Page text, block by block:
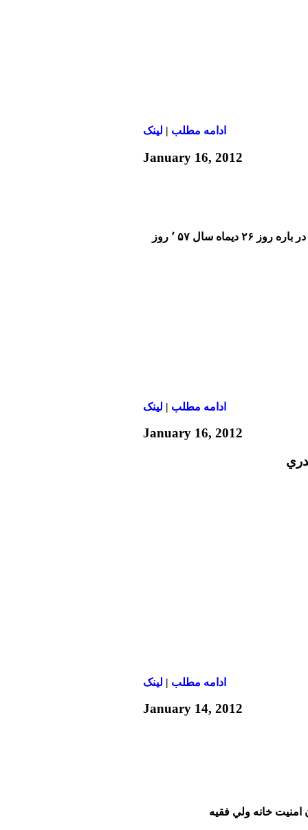
ادامه مطلب | لينک
January 16, 2012
برنامه ويژه صداي آمريكا در باره روز ۲۶ ديماه سال ۵۷ ٬ روز
ادامه مطلب | لينک
January 16, 2012
ادامه مطلب | لينک
January 14, 2012